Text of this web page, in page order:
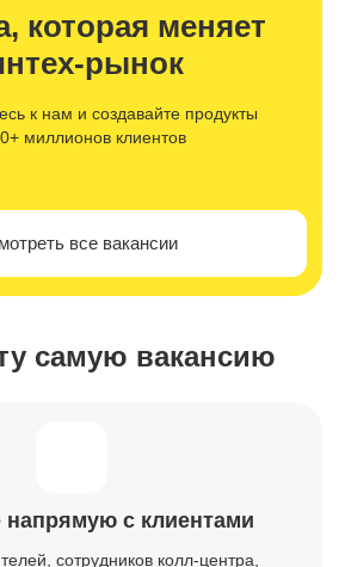
которая меняет
рынок
к нам и создавайте продукты
миллионов клиентов
все вакансии
самую вакансию
напрямую с клиентами
сотрудников колл-центра,